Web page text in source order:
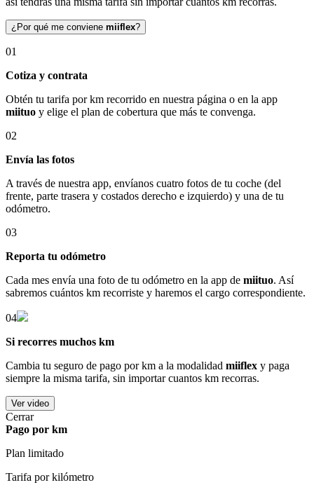
¿Por qué me conviene miiflex?
01
Cotiza y contrata
Obtén tu tarifa por km recorrido en nuestra página o en la app
miituo y elige el plan de cobertura que más te convenga.
02
Envía las fotos
A través de nuestra app, envíanos cuatro fotos de tu coche (del
frente, parte trasera y costados derecho e izquierdo) y una de tu
odómetro.
03
Reporta tu odómetro
Cada mes envía una foto de tu odómetro en la app de miituo. Así
sabremos cuántos km recorriste y haremos el cargo correspondiente.
04
Si recorres muchos km
Cambia tu seguro de pago por km a la modalidad miiflex y paga
siempre la misma tarifa, sin importar cuantos km recorras.
Ver video
Cerrar
Pago por km
Plan limitado
Tarifa por kilómetro